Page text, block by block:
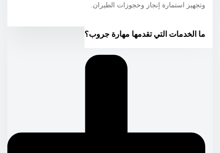
وتجهيز استمارة إنجاز وحجوزات الطيران.
ما الخدمات التي تقدمها مهارة جروب؟